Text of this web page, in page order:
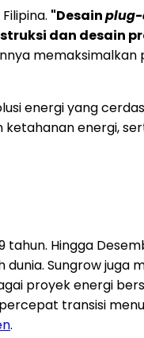
"Desain
dan desain
memaksimalkan
energi yang
ketahanan energi,
Hingga
dunia. Sungrow juga
proyek energi
transisi
.